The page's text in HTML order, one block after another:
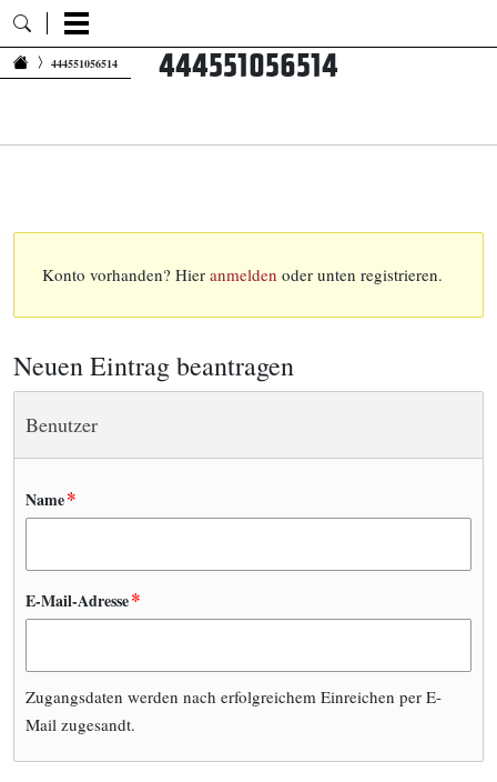
Zum Inhalt springen
444551056514 444551056514
Konto vorhanden? Hier anmelden oder unten registrieren.
Neuen Eintrag beantragen
Benutzer
Name*
E-Mail-Adresse*
Zugangsdaten werden nach erfolgreichem Einreichen per E-
Mail zugesandt.